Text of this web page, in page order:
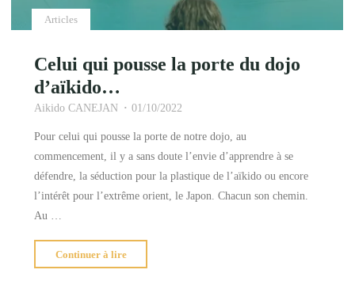
Articles
Celui qui pousse la porte du dojo
d’aïkido…
Aikido CANEJAN 01/10/2022
Pour celui qui pousse la porte de notre dojo, au
commencement, il y a sans doute l’envie d’apprendre à se
défendre, la séduction pour la plastique de l’aïkido ou encore
l’intérêt pour l’extrême orient, le Japon. Chacun son chemin.
Au …
Continuer à lire